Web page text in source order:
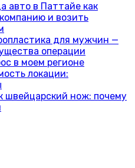
авто в Паттайе как
и возить
для мужчин —
операции
в моем регионе
локации:
швейцарский нож: почему